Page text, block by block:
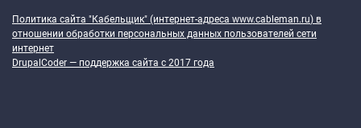
Политика сайта "Кабельщик" (интернет-адреса www.cableman.ru) в
отношении обработки персональных данных пользователей сети
интернет
DrupalCoder — поддержка сайта c 2017 года